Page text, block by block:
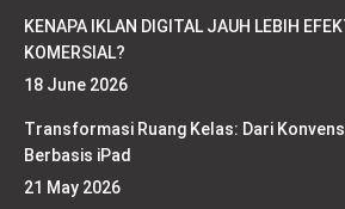
KENAPA IKLAN DIGITAL JAUH LEBIH
KOMERSIAL?
18 June 2026
Transformasi Ruang Kelas: Dari
Berbasis iPad
21 May 2026